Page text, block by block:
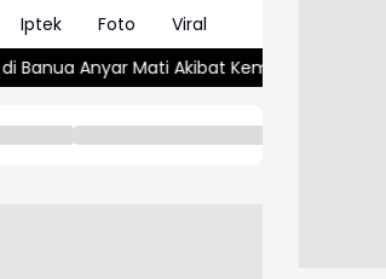
Iptek Foto
Viral
Kemarau Ini Alasan Program Makan